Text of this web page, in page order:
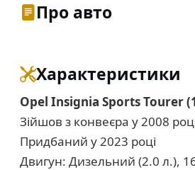
Про авто
Характеристики
Opel Insignia Sports Tourer
Зійшов з конвеєра у 2008
Придбаний у 2023 році
Двигун: Дизельний (2.0 л.),